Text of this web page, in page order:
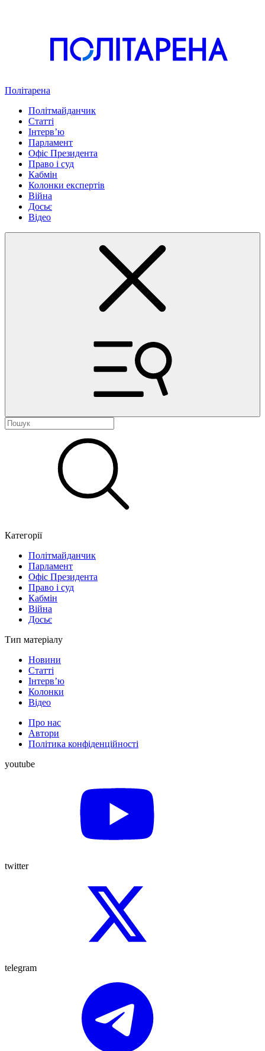
Політарена
Політмайданчик
Статті
Інтервʼю
Парламент
Офіс Президента
Право і суд
Кабмін
Колонки експертів
Війна
Досьє
Відео
Категорії
Політмайданчик
Парламент
Офіс Президента
Право і суд
Кабмін
Війна
Досьє
Тип матеріалу
Новини
Статті
Інтерв’ю
Колонки
Відео
Про нас
Автори
Політика конфіденційності
youtube
twitter
telegram